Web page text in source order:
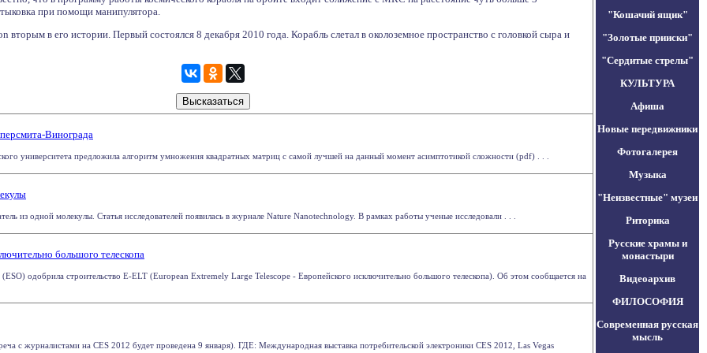
при помощи манипулятора.
вторым в его истории. Первый состоялся 8 декабря 2010 года. Корабль слетал в околоземное пространство с головкой сыра и
Винограда
университета предложила алгоритм умножения квадратных матриц с самой лучшей на данный момент асимптотикой сложности (pdf) . . .
из одной молекулы. Статья исследователей появилась в журнале Nature Nanotechnology. В рамках работы ученые исследовали . . .
большого телескопа
одобрила строительство E-ELT (European Extremely Large Telescope - Европейского исключительно большого телескопа). Об этом сообщается на
с журналистами на CES 2012 будет проведена 9 января). ГДЕ: Международная выставка потребительской электроники CES 2012, Las Vegas
"Кошачий ящик"
"Золотые прииски"
"Сердитые стрелы"
КУЛЬТУРА
Афиша
Новые передвижники
Фотогалерея
Музыка
"Неизвестные" музеи
Риторика
Русские храмы и
монастыри
Видеоархив
ФИЛОСОФИЯ
Современная русская
мысль